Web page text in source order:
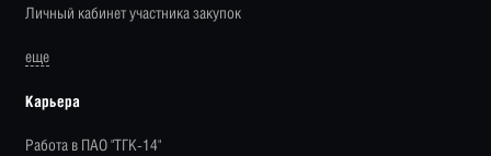
Личный кабинет участника закупок
еще
Карьера
Работа в ПАО "ТГК-14"